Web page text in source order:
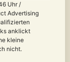
Uhr /
Advertising
anklickt
kleine
nicht.